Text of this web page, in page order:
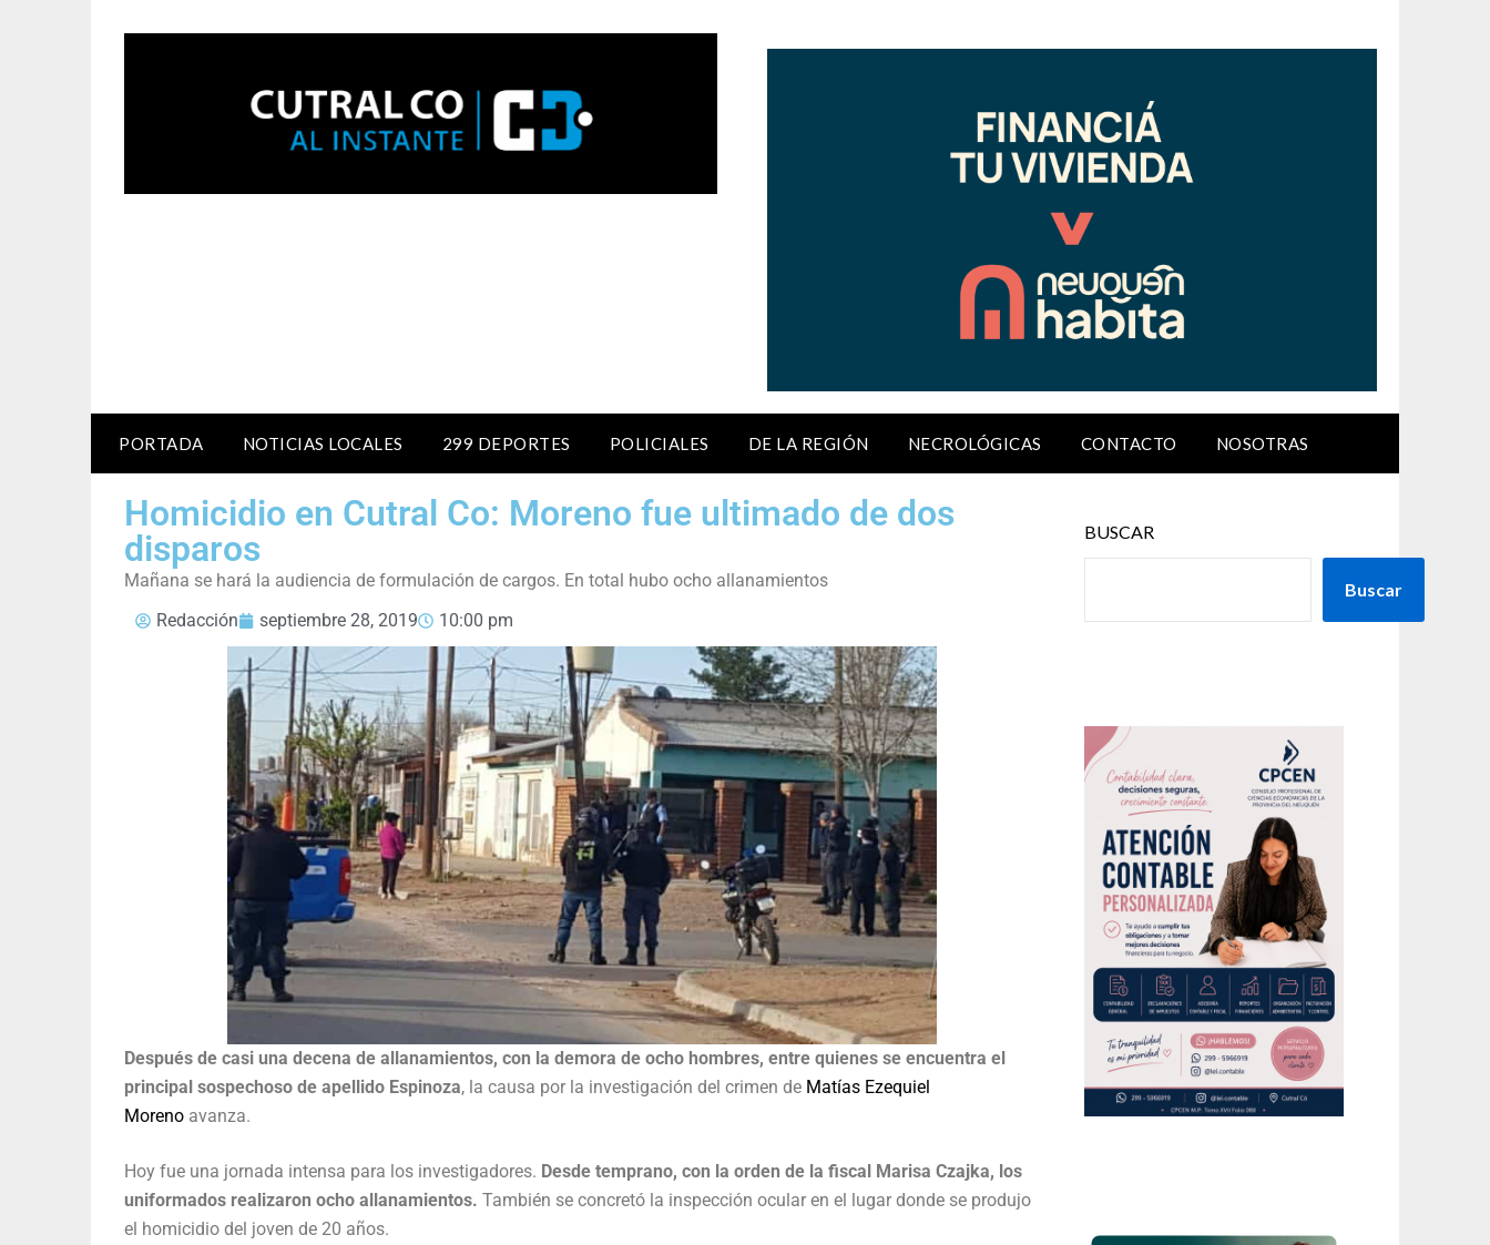
PORTADA NOTICIAS LOCALES 299 DEPORTES POLICIALES DE LA REGIÓN NECROLÓGICAS CONTACTO NOSOTRAS
Homicidio en Cutral Co: Moreno fue ultimado de dos
disparos
Mañana se hará la audiencia de formulación de cargos. En total hubo ocho allanamientos
Redacción
septiembre 28, 2019 10:00 pm
Después de casi una decena de allanamientos, con la demora de ocho hombres, entre quienes se encuentra el
principal sospechoso de apellido Espinoza, la causa por la investigación del crimen de Matías Ezequiel
Moreno avanza.
Hoy fue una jornada intensa para los investigadores. Desde temprano, con la orden de la fiscal Marisa Czajka, los
uniformados realizaron ocho allanamientos. También se concretó la inspección ocular en el lugar donde se produjo
el homicidio del joven de 20 años.
BUSCAR
Buscar